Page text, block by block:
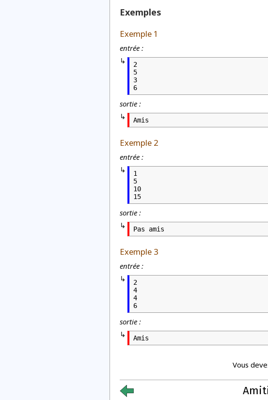
Exemples
Exemple 1
entrée :
2
5
3
6
sortie :
Amis
Exemple 2
entrée :
1
5
10
15
sortie :
Pas amis
Exemple 3
entrée :
2
4
4
6
sortie :
Amis
Vous